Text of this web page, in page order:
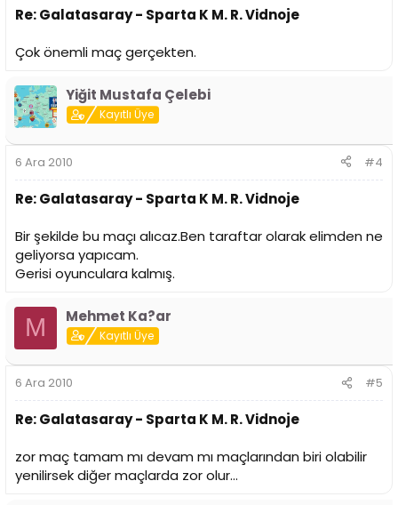
Re: Galatasaray - Sparta K M. R. Vidnoje
Çok önemli maç gerçekten.
Yiğit Mustafa Çelebi
Kayıtlı Üye
6 Ara 2010 #4
Re: Galatasaray - Sparta K M. R. Vidnoje
Bir şekilde bu maçı alıcaz.Ben taraftar olarak elimden ne
geliyorsa yapıcam.
Gerisi oyunculara kalmış.
M Mehmet Ka?ar
Kayıtlı Üye
6 Ara 2010 #5
Re: Galatasaray - Sparta K M. R. Vidnoje
zor maç tamam mı devam mı maçlarından biri olabilir
yenilirsek diğer maçlarda zor olur...